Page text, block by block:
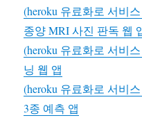
(heroku 유료화로 서비
종양 MRI 사진 판독 웹
(heroku 유료화로 서비
닝 웹 앱
(heroku 유료화로 서비
3종 예측 앱